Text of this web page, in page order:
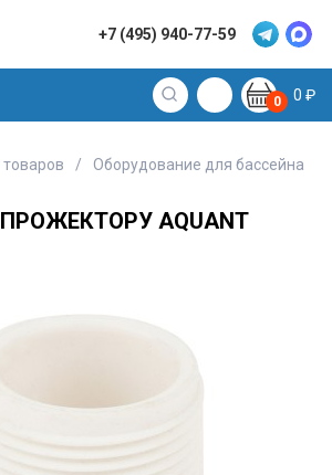
+7 (495) 940-77-59
0 0 ₽
товаров / Оборудование для бассейна
AQUANT